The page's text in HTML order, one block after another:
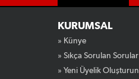
KURUMSAL
» Künye
» Sıkça Sorulan Sorular
» Yeni Üyelik Oluşturun